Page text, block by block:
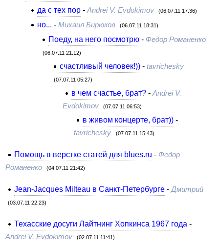
да с тех пор- Andrei V. Evdokimov (06.07.11 17:36)
но... - Михаил Бирюков (06.07.11 18:31)
Поеду, на него посмотрю- Федор Романенко
(06.07.11 21:12)
счастливый человек!)) -tavrichesky
(07.07.11 05:27)
в чем счастье, брат?- Andrei V.
Evdokimov
(07.07.11 06:53)
в живом концерте, брат)) -
tavrichesky (07.07.11 15:43)
Помощь в верстке статей для blues.ru - Федор
Романенко
(04.07.11 21:42)
Jean-Jacques Milteau в Санкт-Петербурге- Дмитрий
(03.07.11 22:23)
Техасские досуги Лайтнинг Хопкинса 1967 года -
Andrei V. Evdokimov (02.07.11 11:41)